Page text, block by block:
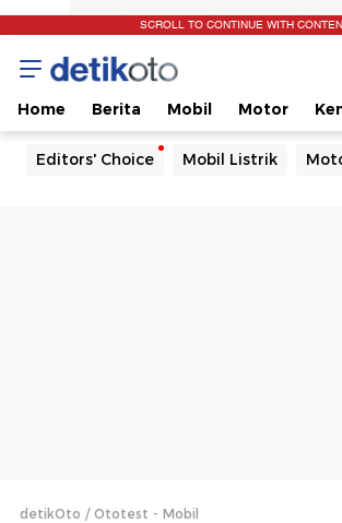
SCROLL TO CONTINUE WITH
Home Berita Mobil Motor
Editors' Choice Mobil Listrik
detikOto Ototest - Mobil